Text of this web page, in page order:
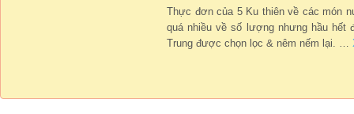
Thực đơn của 5 Ku thiên về các món
quá nhiều về số lượng nhưng hầu hết
Trung được chọn lọc & nêm nếm lại. …